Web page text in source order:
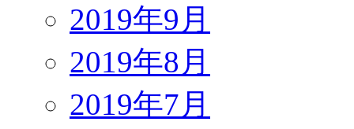
2019年9月
2019年8月
2019年7月